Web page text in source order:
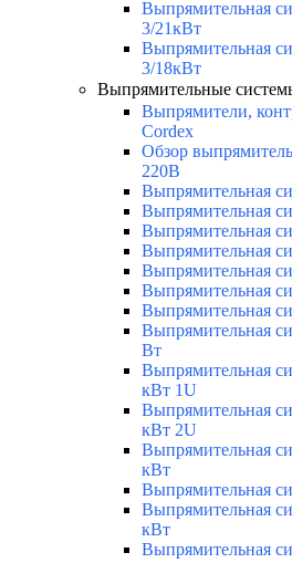
Выпрямительная
3/21кВт
Выпрямительная
3/18кВт
Выпрямительные
Выпрямители,
Cordex
Обзор
220В
Выпрямительная
Выпрямительная
Выпрямительная
Выпрямительная
Выпрямительная
Выпрямительная
Выпрямительная
Выпрямительная
Вт
Выпрямительная
кВт 1U
Выпрямительная
кВт 2U
Выпрямительная
кВт
Выпрямительная
Выпрямительная
кВт
Выпрямительная